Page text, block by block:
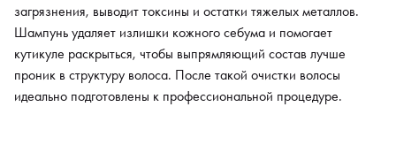
загрязнения, выводит токсины и остатки тяжелых металлов.
Шампунь удаляет излишки кожного себума и помогает
кутикуле раскрыться, чтобы выпрямляющий состав лучше
проник в структуру волоса. После такой очистки волосы
идеально подготовлены к профессиональной процедуре.